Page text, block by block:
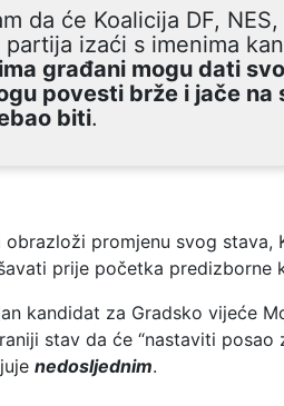
da će Koalicija DF,
partija izaći s imenima
građani mogu dati
povesti brže i jače na
biti.
promjenu svog stava,
prije početka predizborne
kandidat za Gradsko vijeće
stav da će “nastaviti posao
nedosljednim.